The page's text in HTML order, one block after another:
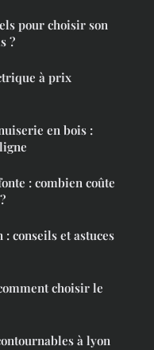
pour choisir son
?
à prix
en bois :
: combien coûte
conseils et astuces
choisir le
à lyon